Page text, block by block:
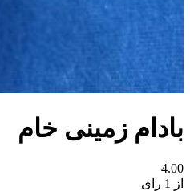
بادام زمینی خام
4.00
از 1 رای